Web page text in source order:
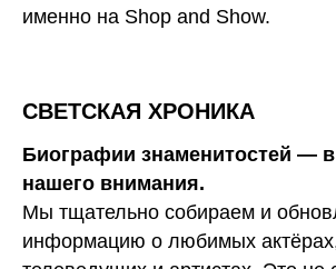
именно на Shop and Show.
СВЕТСКАЯ ХРОНИКА
Биографии знаменитостей —
нашего внимания.
Мы тщательно собираем и
информацию о любимых